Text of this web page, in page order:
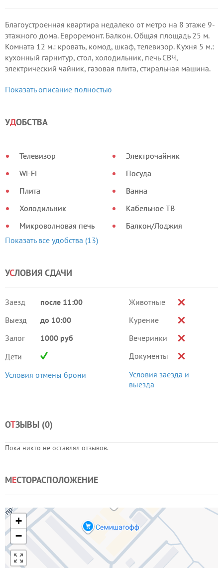
Благоустроенная квартира недалеко от метро на 8 этаже 9-
этажного дома. Евроремонт. Балкон. Общая площадь 25 м.
Комната 12 м.: кровать, комод, шкаф, телевизор. Кухня 5 м.:
кухонный гарнитур, стол, холодильник, печь СВЧ,
электрический чайник, газовая плита, стиральная машина.
Показать описание полностью
УДОБСТВА
Телевизор
Wi-Fi
Плита
Холодильник
Микроволновая печь
Электрочайник
Посуда
Ванна
Кабельное ТВ
Балкон/Лоджия
Показать все удобства (13)
УСЛОВИЯ СДАЧИ
Заезд
после 11:00
Выезд
до 10:00
Залог
1000 руб
Дети
Условия отмены брони
Животные
Курение
Вечеринки
Документы
Условия заезда и
выезда
ОТЗЫВЫ (0)
Пока никто не оставлял отзывов.
МЕСТОРАСПОЛОЖЕНИЕ
+
−